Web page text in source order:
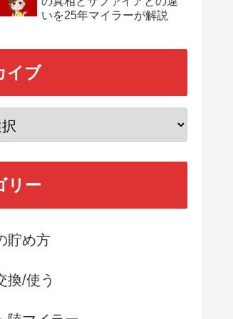
いを25年マイラーが解説
イブ
リー
貯め方
換/使う